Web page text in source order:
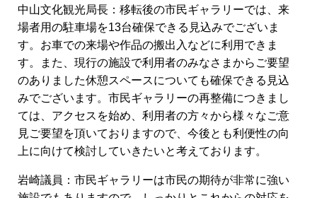
中山文化観光局長：移転後の市民ギャラリーでは、来
場者用の駐車場を13台確保できる見込みでございま
す。お車での来場や作品の搬出入などに利用できま
す。また、現行の施設で利用者のみなさまからご要望
のありました休憩スペースについても確保できる見込
みでございます。市民ギャラリーの再整備につきまし
ては、アクセスを始め、利用者の方々から様々なご意
見ご要望を頂いておりますので、今後とも利便性の向
上に向けて検討していきたいと考えております。
岩崎議員：市民ギャラリーは市民の期待が非常に強い